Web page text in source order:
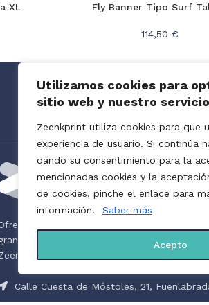
Utilizamos cookies para
sitio web y nuestro
Zeenkprint utiliza cookies para que
experiencia de usuario. Si continúa
dando su consentimiento para la
mencionadas cookies y la
de cookies, pinche el enlace para
información.
Saber más
Acepto
XL Fly Banner Tipo Surf
114,50 €
Para transferencias
Se necesita comprobante
servicios de impresión bajo
formato. Todo lo que se puede
Calle Cuesta de Móstoles, 21,